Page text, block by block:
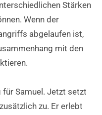
Stärken
Wenn der
abgelaufen ist,
mit den
für Samuel. Jetzt setzt
zu. Er erlebt